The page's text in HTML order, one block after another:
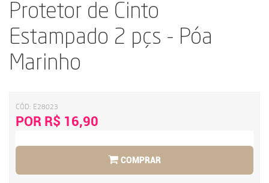
Protetor de Cinto
Estampado 2 pçs - Póa
Marinho
CÓD: E28023
POR R$ 16,90
COMPRAR